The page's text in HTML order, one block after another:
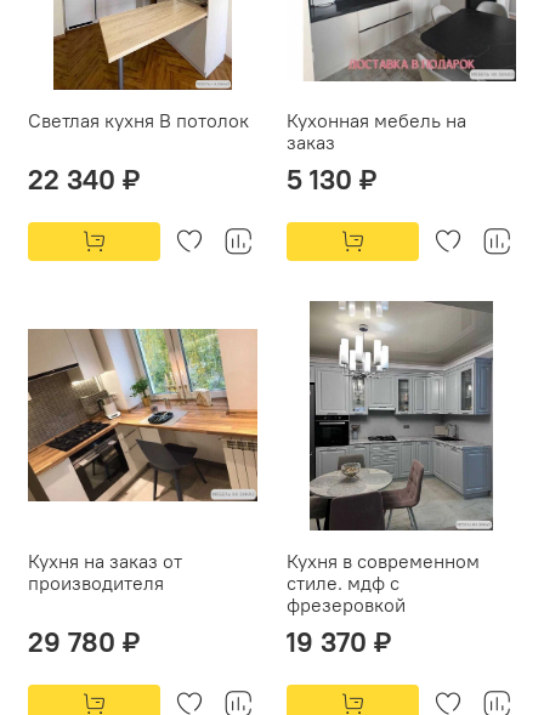
Светлая кухня В потолок
22 340 ₽
Кухонная мебель на
заказ
5 130 ₽
Кухня на заказ от
производителя
29 780 ₽
Кухня в современном
стиле. мдф с
фрезеровкой
19 370 ₽